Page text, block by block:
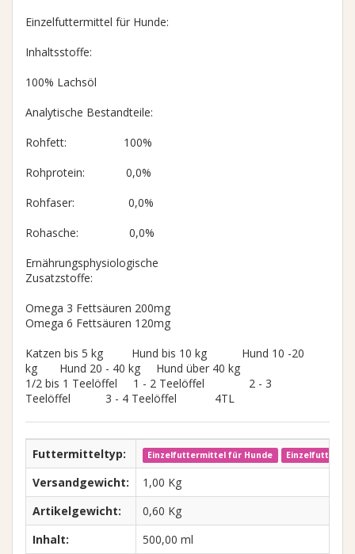
Einzelfuttermittel für Hunde:
Inhaltsstoffe:
100% Lachsöl
Analytische Bestandteile:
Rohfett: 100%
Rohprotein: 0,0%
Rohfaser: 0,0%
Rohasche: 0,0%
Ernährungsphysiologische
Zusatzstoffe:
Omega 3 Fettsäuren 200mg
Omega 6 Fettsäuren 120mg
Katzen bis 5 kg Hund bis 10 kg Hund 10 -20
kg Hund 20 - 40 kg Hund über 40 kg
1/2 bis 1 Teelöffel 1 - 2 Teelöffel 2 - 3
Teelöffel 3 - 4 Teelöffel 4TL
Futtermitteltyp: Einzelfuttermittel für Hunde
Versandgewicht:
1,00 Kg
Artikelgewicht:
0,60 Kg
Inhalt:
500,00 ml